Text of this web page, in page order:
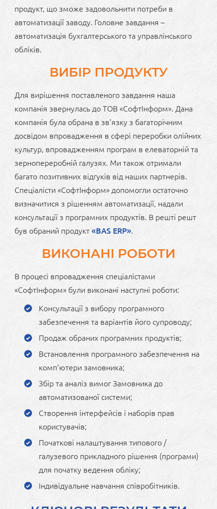
продукт, що зможе задовольнити потреби в
автоматизації заводу. Головне завдання –
автоматизація бухгалтерського та управлінського
обліків.
ВИБІР ПРОДУКТУ
Для вирішення поставленого завдання наша
компанія звернулась до ТОВ «СофтІнформ». Дана
компанія була обрана в зв’язку з багаторічним
досвідом впровадження в сфері переробки олійних
культур, впровадженням програм в елеваторній та
зернопереробній галузях. Ми також отримали
багато позитивних відгуків від наших партнерів.
Спеціалісти «СофтІнформ» допомогли остаточно
визначитися з рішенням автоматизації, надали
консультації з програмних продуктів. В решті решт
був обраний продукт «BAS ERP».
ВИКОНАНІ РОБОТИ
В процесі впровадження спеціалістами
«СофтІнформ» були виконані наступні роботи:
Консультації з вибору програмного
забезпечення та варіантів його супроводу;
Продаж обраних програмних продуктів;
Встановлення програмного забезпечення на
комп'ютери замовника;
Збір та аналіз вимог Замовника до
автоматизованої системи;
Створення інтерфейсів і наборів прав
користувачів;
Початкові налаштування типового /
галузевого прикладного рішення (програми)
для початку ведення обліку;
Індивідуальне навчання співробітників.